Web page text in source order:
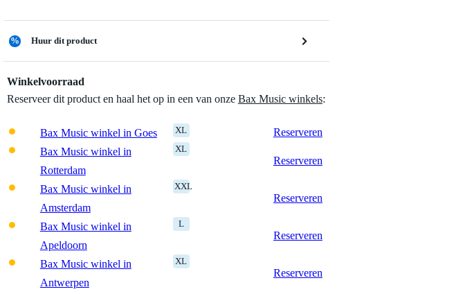
% Huur dit product
Winkelvoorraad
Reserveer dit product en haal het op in een van onze Bax Music winkels:
Bax Music winkel in Goes XL
Reserveren
Bax Music winkel in
Rotterdam
XL
Reserveren
Bax Music winkel in
Amsterdam
XXL
Reserveren
Bax Music winkel in
Apeldoorn
L
Reserveren
Bax Music winkel in
Antwerpen
XL
Reserveren